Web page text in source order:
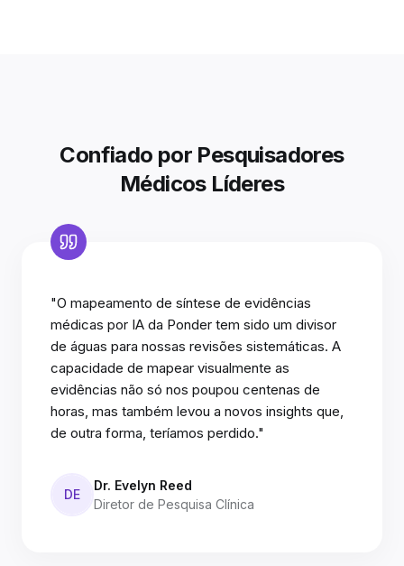
Confiado por Pesquisadores
Médicos Líderes
"O mapeamento de síntese de evidências
médicas por IA da Ponder tem sido um divisor
de águas para nossas revisões sistemáticas. A
capacidade de mapear visualmente as
evidências não só nos poupou centenas de
horas, mas também levou a novos insights que,
de outra forma, teríamos perdido."
DE
Dr. Evelyn Reed
Diretor de Pesquisa Clínica